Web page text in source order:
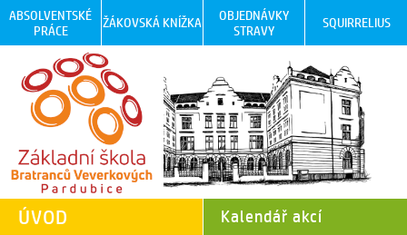
ABSOLVENTSKÉ
PRÁCE
ŽÁKOVSKÁ KNÍŽKA
OBJEDNÁVKY
STRAVY
SQUIRRELIUS
ÚVOD
Kalendář akcí